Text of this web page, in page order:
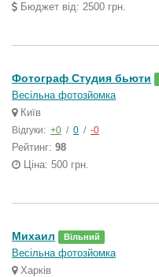
Бюджет від: 2500 грн.
Фотограф Студия бьюти
Весільна фотозйомка
Київ
Відгуки: +0 / 0 / -0
Рейтинг: 98
Ціна: 500 грн.
Михаил Вільний
Весільна фотозйомка
Харків